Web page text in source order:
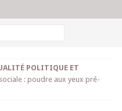
POLITIQUE ET
: poudre aux yeux pré-